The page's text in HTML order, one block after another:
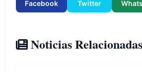
Facebook Twitter
Noticias Relacionadas